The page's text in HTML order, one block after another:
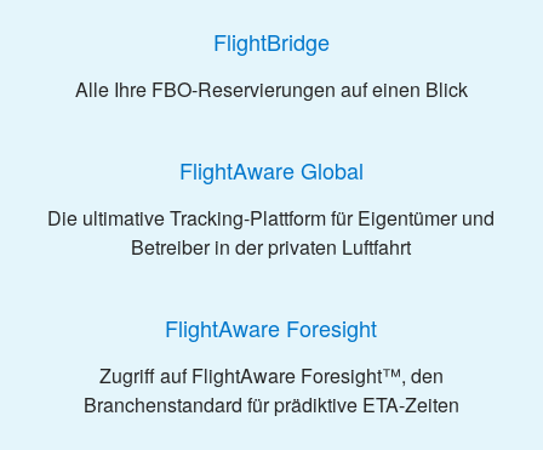
FlightBridge
Alle Ihre FBO-Reservierungen auf einen Blick
FlightAware Global
Die ultimative Tracking-Plattform für Eigentümer und
Betreiber in der privaten Luftfahrt
FlightAware Foresight
Zugriff auf FlightAware Foresight™, den
Branchenstandard für prädiktive ETA-Zeiten